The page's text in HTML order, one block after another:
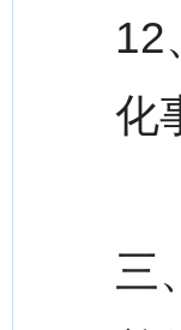
12
化
三